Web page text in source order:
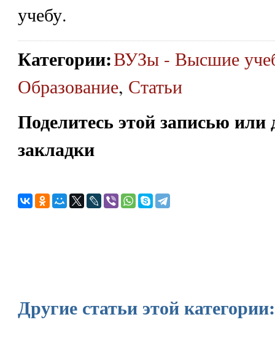
учебу.
Категории:ВУЗы - Высшие
Образование, Статьи
Поделитесь этой записью или
закладки
Другие статьи этой категории: